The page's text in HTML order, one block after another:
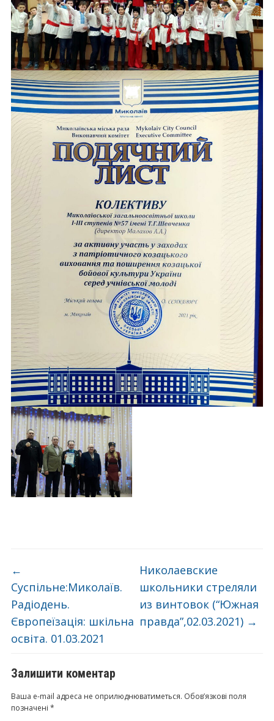
←
Суспільне:Миколаїв.
Радіодень.
Європеїзація: шкільна
освіта. 01.03.2021
Николаевские
школьники стреляли
из винтовок (“Южная
правда”,02.03.2021) →
Залишити коментар
Ваша e-mail адреса не оприлюднюватиметься. Обов’язкові поля
позначені *